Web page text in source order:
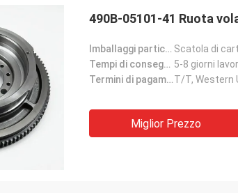
490B-05101-41 Ruota
Imballaggi particolari: Scatola di
Tempi di consegna: 5-8 giorni
Termini di pagamento:T/T, Western
Miglior Prezzo